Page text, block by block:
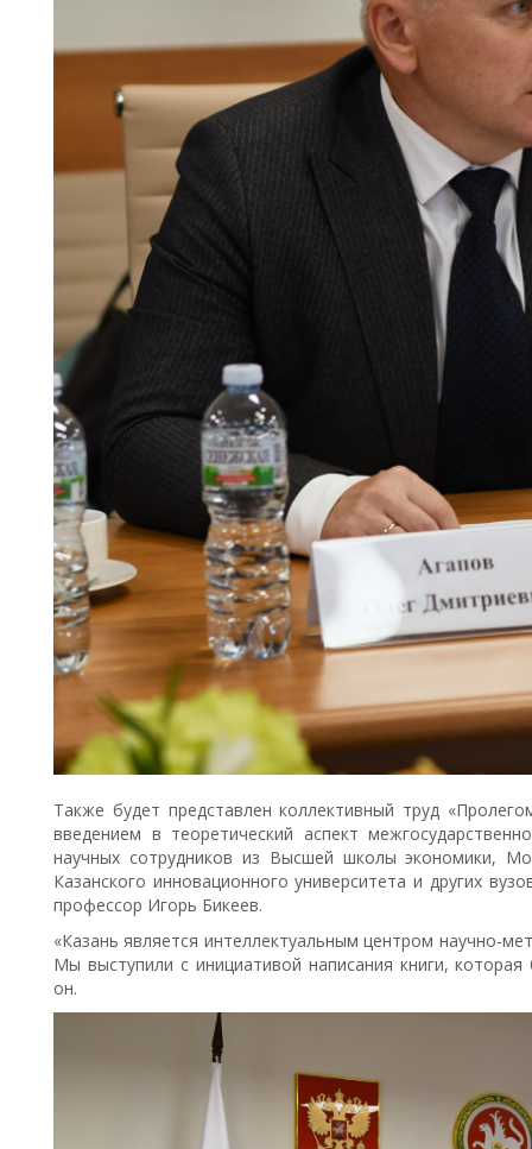
Также будет представлен коллективный труд
введением в теоретический аспект
научных сотрудников из Высшей школы экономики,
Казанского инновационного университета и других
профессор Игорь Бикеев.
«Казань является интеллектуальным центром научно-
Мы выступили с инициативой написания книги,
он.